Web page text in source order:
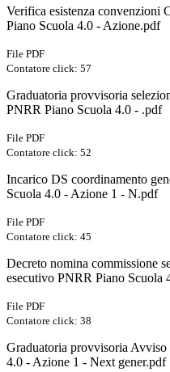
Verifica esistenza convenzioni
Piano Scuola 4.0 - Azione.pdf
File PDF
Contatore click: 57
Graduatoria provvisoria
PNRR Piano Scuola 4.0 - .pdf
File PDF
Contatore click: 52
Incarico DS coordinamento
Scuola 4.0 - Azione 1 - N.pdf
File PDF
Contatore click: 45
Decreto nomina commissione
esecutivo PNRR Piano Scuola
File PDF
Contatore click: 38
Graduatoria provvisoria
4.0 - Azione 1 - Next gener.pdf